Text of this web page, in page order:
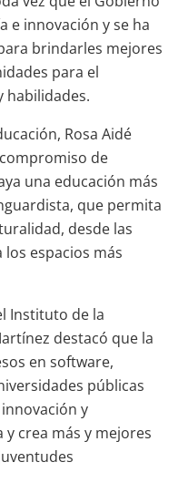
e innovación y se ha
brindarles mejores
para el
habilidades.
Rosa Aidé
de
una educación más
que permita
desde las
espacios más
Instituto de la
destacó que la
en software,
públicas
y
crea más y mejores